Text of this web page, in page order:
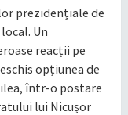
prezidențiale de
Un
reacții pe
opțiunea de
într-o postare
lui Nicușor